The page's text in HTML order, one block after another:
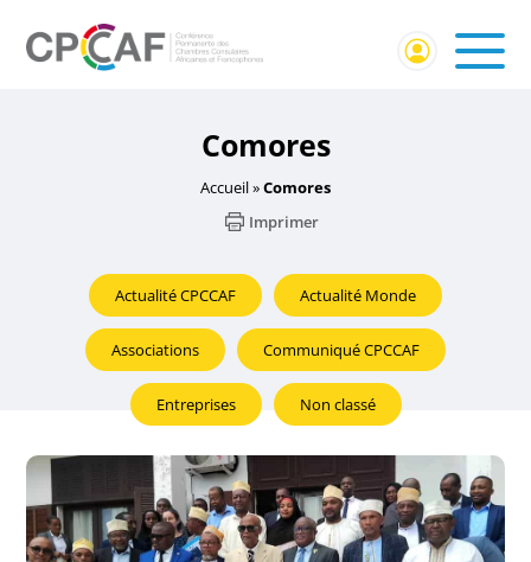
Comores
Accueil»Comores
Imprimer
Actualité CPCCAF Actualité Monde
Associations Communiqué CPCCAF
Entreprises Non classé